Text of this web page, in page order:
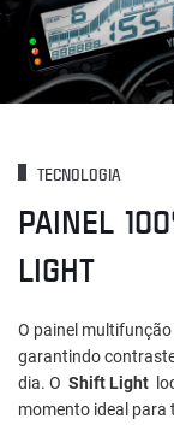
TECNOLOGIA
PAINEL
LIGHT
O painel multifunção
garantindo
dia. O Shift Light
momento ideal para